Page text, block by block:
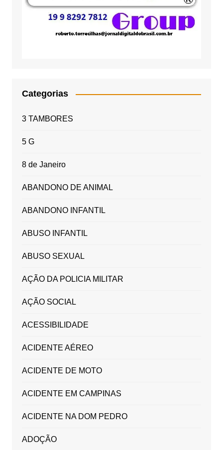
Categorias
3 TAMBORES
5 G
8 de Janeiro
ABANDONO DE ANIMAL
ABANDONO INFANTIL
ABUSO INFANTIL
ABUSO SEXUAL
AÇÃO DA POLICIA MILITAR
AÇÃO SOCIAL
ACESSIBILIDADE
ACIDENTE AÉREO
ACIDENTE DE MOTO
ACIDENTE EM CAMPINAS
ACIDENTE NA DOM PEDRO
ADOÇÃO